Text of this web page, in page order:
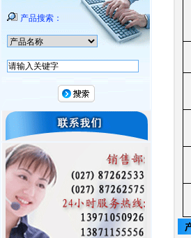
产品搜索：